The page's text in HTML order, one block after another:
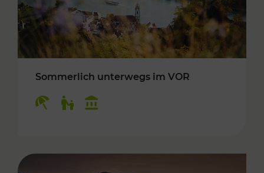
Sommerlich unterwegs im VOR